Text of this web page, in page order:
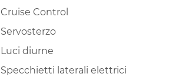
Cruise Control
Servosterzo
Luci diurne
Specchietti laterali elettrici